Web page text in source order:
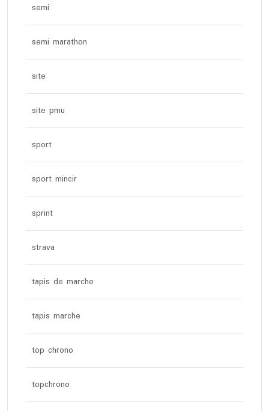
semi
semi marathon
site
site pmu
sport
sport mincir
sprint
strava
tapis de marche
tapis marche
top chrono
topchrono